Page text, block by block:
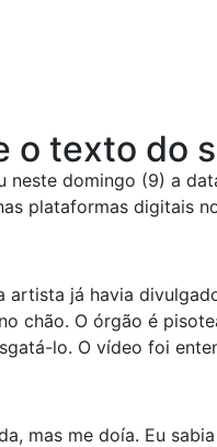
o texto do
neste domingo (9) a
plataformas digitais
artista já havia
chão. O órgão é
lo. O vídeo foi
mas me doía. Eu